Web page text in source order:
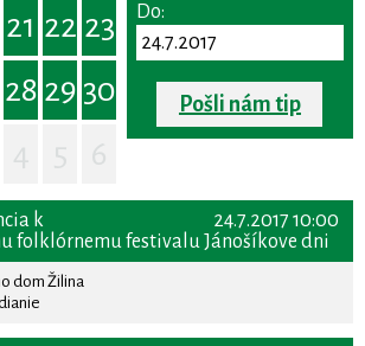
21 22 23
28 29 30
Do:
Pošli nám tip
24.7.2017 10:00
k
folklórnemu festivalu Jánošíkove dni
dom Žilina